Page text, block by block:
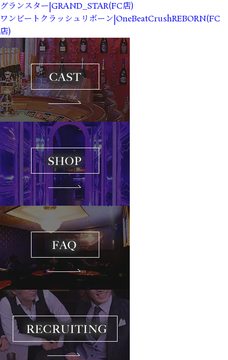
グランスター|GRAND_STAR(FC店)
ワンビートクラッシュリボーン|OneBeatCrushREBORN(FC
店)